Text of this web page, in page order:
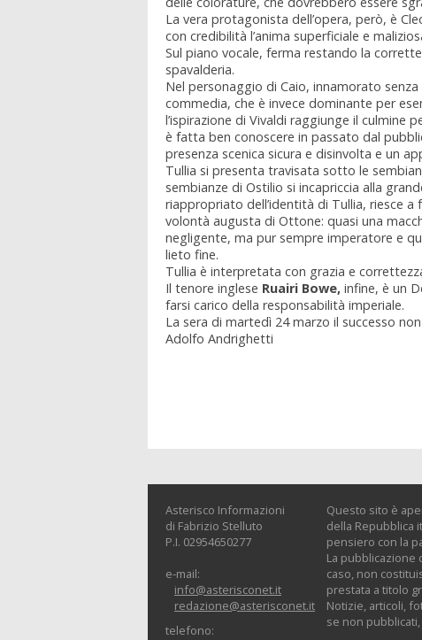
La vera protagonista dell’opera, però, è
con credibilità l’anima superficiale e
Sul piano vocale, ferma restando la
spavalderia.
Nel personaggio di Caio, innamorato
commedia, che è invece dominante per
l’ispirazione di Vivaldi raggiunge il culmine
è fatta ben conoscere in passato dal
presenza scenica sicura e disinvolta e un
Tullia si presenta travisata sotto le
sembianze di Ostilio si incapriccia alla
riappropriato dell’identità di Tullia, riesce
volontà augusta di Ottone: quasi una
negligente, ma pur sempre imperatore e
lieto fine.
Tullia è interpretata con grazia e
Il tenore inglese Ruairi Bowe, infine, è un
farsi carico della responsabilità imperiale.
La sera di martedì 24 marzo il successo
Adolfo Andrighetti
Asterisco Informazioni
di Fabrizio Stelluto
P.I. 02954650277
e-mail:
info@asterisconet.it
redazione@asterisconet.it
telefono:
Questo sito è
della Repubblica
pensiero con la
La pubblicazione
caso, non
prestata a titolo
Notizie, articoli,
se non